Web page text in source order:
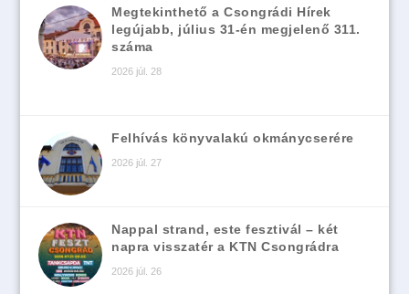
Megtekinthető a Csongrádi Hírek
legújabb, július 31-én megjelenő 311.
száma
2026 júl. 28
Felhívás könyvalakú okmánycserére
2026 júl. 27
Nappal strand, este fesztivál – két
napra visszatér a KTN Csongrádra
2026 júl. 26